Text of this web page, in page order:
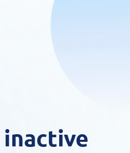
inactive